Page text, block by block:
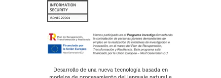
Desarrollo de una nueva tecnología basada en